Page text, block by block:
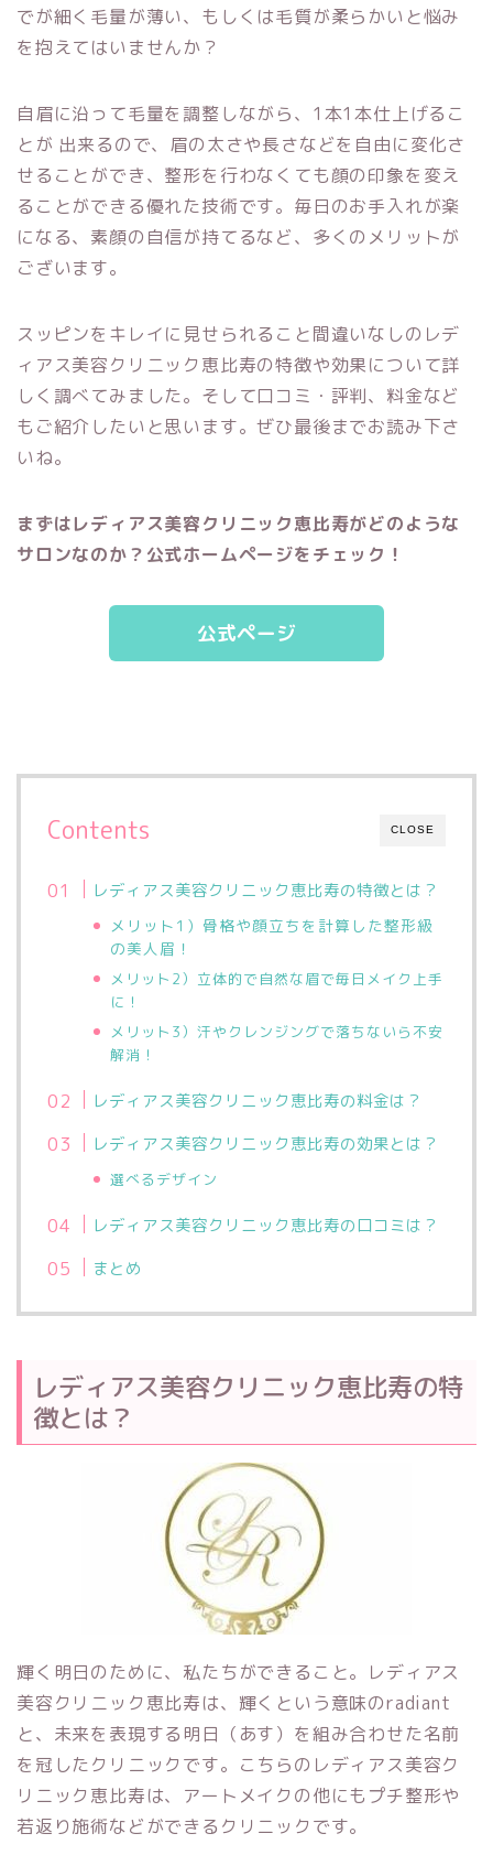
でが細く毛量が薄い、もしくは毛質が柔らかいと悩み
を抱えてはいませんか？
自眉に沿って毛量を調整しながら、1本1本仕上げるこ
とが 出来るので、 眉の太さや長さなどを自由に変化さ
せることができ、 整形を行わなくても顔の印象を変え
ることができる優れた技術です。 毎日のお手入れが楽
になる、素顔の自信が持てるなど、多くのメリットが
ございます。
スッピンをキレイに見せられること間違いなしの レデ
ィアス美容クリニック恵比寿の特徴や効果について詳
しく調べてみました。 そして口コミ・評判、料金など
もご紹介したいと思います。ぜひ最後までお読み下さ
いね。
まずはレディアス美容クリニック恵比寿がどのような
サロンなのか？公式ホームページをチェック！
公式ページ
CLOSE
Contents
レディアス美容クリニック恵比寿の特徴とは？
メリット1）骨格や顔立ちを計算した整形級
の美人眉！
メリット2）立体的で自然な眉で毎日メイク上手
に！
メリット3）汗やクレンジングで落ちないら不安
解消！
レディアス美容クリニック恵比寿の料金は？
レディアス美容クリニック恵比寿の効果とは？
選べるデザイン
レディアス美容クリニック恵比寿の口コミは？
まとめ
レディアス美容クリニック恵比寿の特
徴とは？
輝く明日のために、私たちができること。レディアス
美容クリニック恵比寿は、輝くという意味のradiant
と、未来を表現する明日（あす）を組み合わせた名前
を冠したクリニックです。こちらのレディアス美容ク
リニック恵比寿は、アートメイクの他にもプチ整形や
若返り施術などができるクリニックです。